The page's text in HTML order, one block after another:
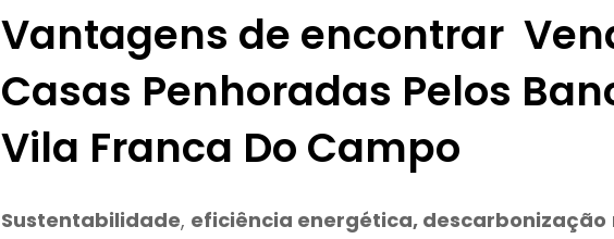
Vantagens de encontrar
Casas Penhoradas Pelos
Vila Franca Do Campo
Sustentabilidade, eficiência energética, descarbonização